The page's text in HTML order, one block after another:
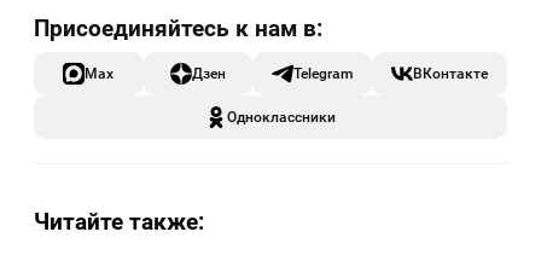
Max Дзен Telegram ВКонтакте
Одноклассники
Читайте также: